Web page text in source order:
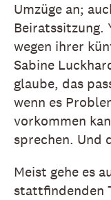
Umzüge an;
Beiratssitzung.
wegen ihrer
Sabine
glaube, das
wenn es
vorkommen
sprechen. Und
Meist gehe es
stattfindenden